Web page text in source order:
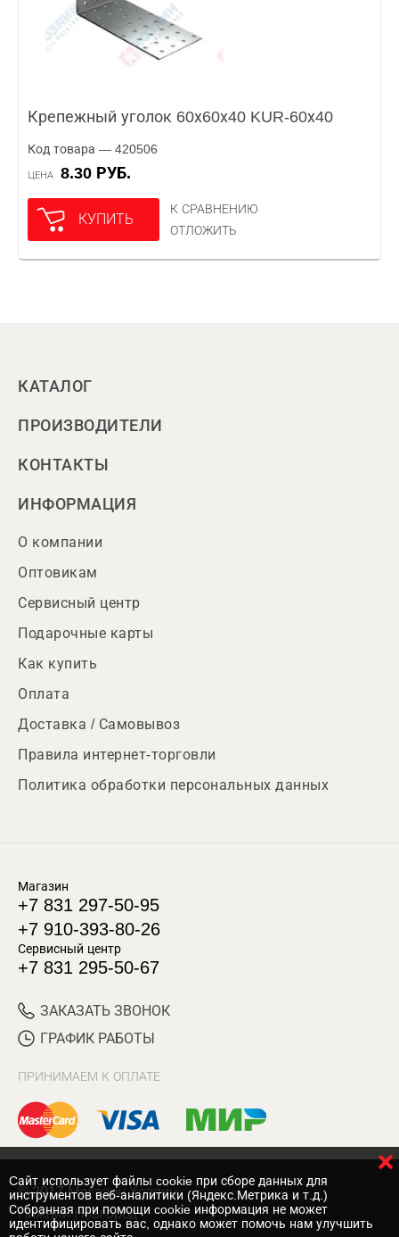
Крепежный уголок 60х60х40 KUR-60х40
Код товара — 420506
ЦЕНА 8.30 РУБ.
КУПИТЬ
К СРАВНЕНИЮ
ОТЛОЖИТЬ
КАТАЛОГ
ПРОИЗВОДИТЕЛИ
КОНТАКТЫ
ИНФОРМАЦИЯ
О компании
Оптовикам
Сервисный центр
Подарочные карты
Как купить
Оплата
Доставка / Самовывоз
Правила интернет-торговли
Политика обработки персональных данных
Магазин
+7 831 297-50-95
+7 910-393-80-26
Сервисный центр
+7 831 295-50-67
ЗАКАЗАТЬ ЗВОНОК
ГРАФИК РАБОТЫ
ПРИНИМАЕМ К ОПЛАТЕ
© 2017 Магазин Хозяин
Нижний Новгород
Cайт использует файлы cookie при сборе данных для
инструментов веб-аналитики (Яндекс.Метрика и т.д.)
Собранная при помощи cookie информация не может
идентифицировать вас, однако может помочь нам улучшить